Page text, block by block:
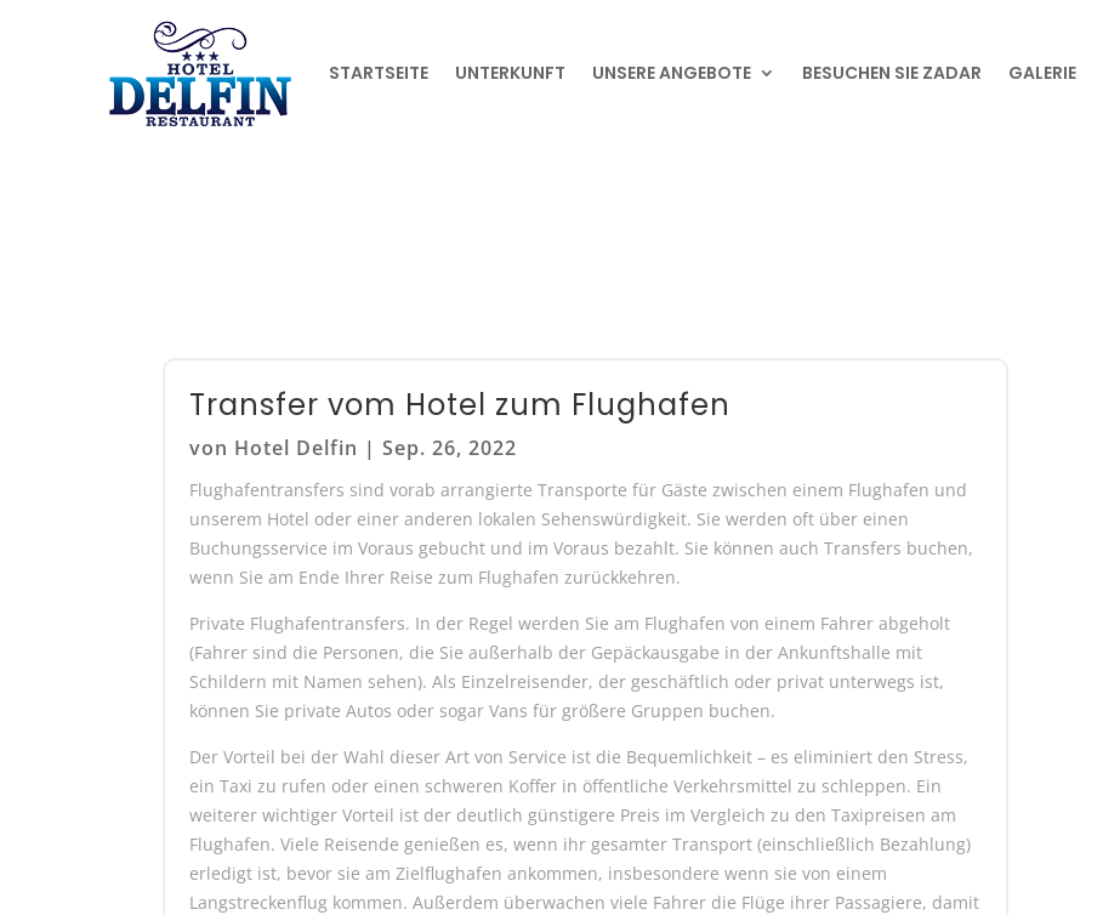
STARTSEITE UNTERKUNFT UNSERE ANGEBOTE BESUCHEN SIE ZADAR GALERIE
Transfer vom Hotel zum Flughafen
von Hotel Delfin |Sep. 26, 2022
Flughafentransfers sind vorab arrangierte Transporte für Gäste zwischen einem Flughafen und
unserem Hotel oder einer anderen lokalen Sehenswürdigkeit. Sie werden oft über einen
Buchungsservice im Voraus gebucht und im Voraus bezahlt. Sie können auch Transfers buchen,
wenn Sie am Ende Ihrer Reise zum Flughafen zurückkehren.
Private Flughafentransfers. In der Regel werden Sie am Flughafen von einem Fahrer abgeholt
(Fahrer sind die Personen, die Sie außerhalb der Gepäckausgabe in der Ankunftshalle mit
Schildern mit Namen sehen). Als Einzelreisender, der geschäftlich oder privat unterwegs ist,
können Sie private Autos oder sogar Vans für größere Gruppen buchen.
Der Vorteil bei der Wahl dieser Art von Service ist die Bequemlichkeit – es eliminiert den Stress,
ein Taxi zu rufen oder einen schweren Koffer in öffentliche Verkehrsmittel zu schleppen. Ein
weiterer wichtiger Vorteil ist der deutlich günstigere Preis im Vergleich zu den Taxipreisen am
Flughafen. Viele Reisende genießen es, wenn ihr gesamter Transport (einschließlich Bezahlung)
erledigt ist, bevor sie am Zielflughafen ankommen, insbesondere wenn sie von einem
Langstreckenflug kommen. Außerdem überwachen viele Fahrer die Flüge ihrer Passagiere, damit